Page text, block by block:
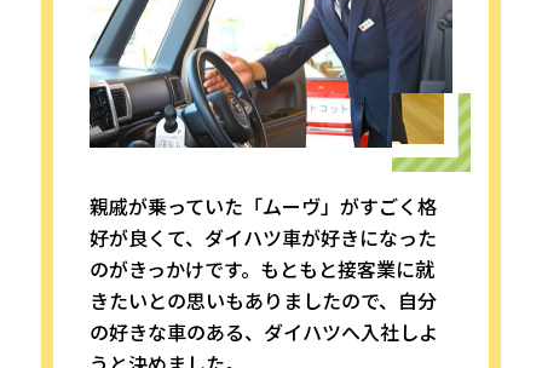
親戚が乗っていた「ムーヴ」がすごく格
好が良くて、ダイハツ車が好きになった
のがきっかけです。もともと接客業に就
きたいとの思いもありましたので、自分
の好きな車のある、ダイハツへ入社しよ